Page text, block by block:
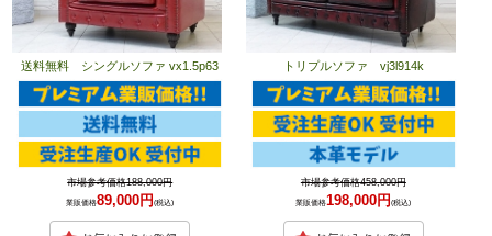
送料無料 シングルソファ vx1.5p63
市場参考価格188,000円
業販価格89,000円(税込)
トリプルソファ vj3l914k
市場参考価格458,000円
業販価格198,000円(税込)